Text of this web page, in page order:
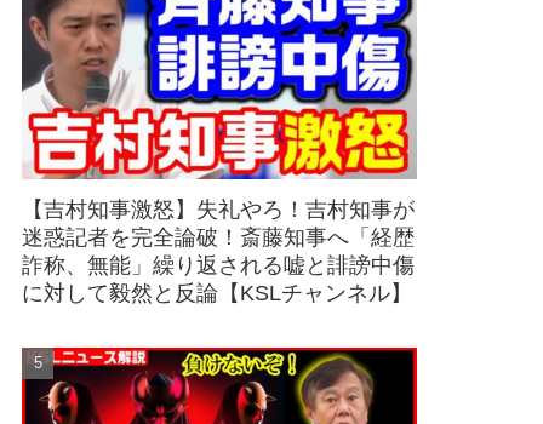
【吉村知事激怒】失礼やろ！吉村知事が
迷惑記者を完全論破！斎藤知事へ「経歴
詐称、無能」繰り返される嘘と誹謗中傷
に対して毅然と反論【KSLチャンネル】